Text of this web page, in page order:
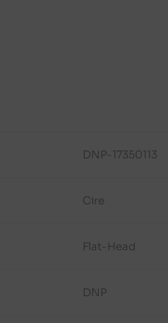
DNP-17350113
Cire
Flat-Head
DNP